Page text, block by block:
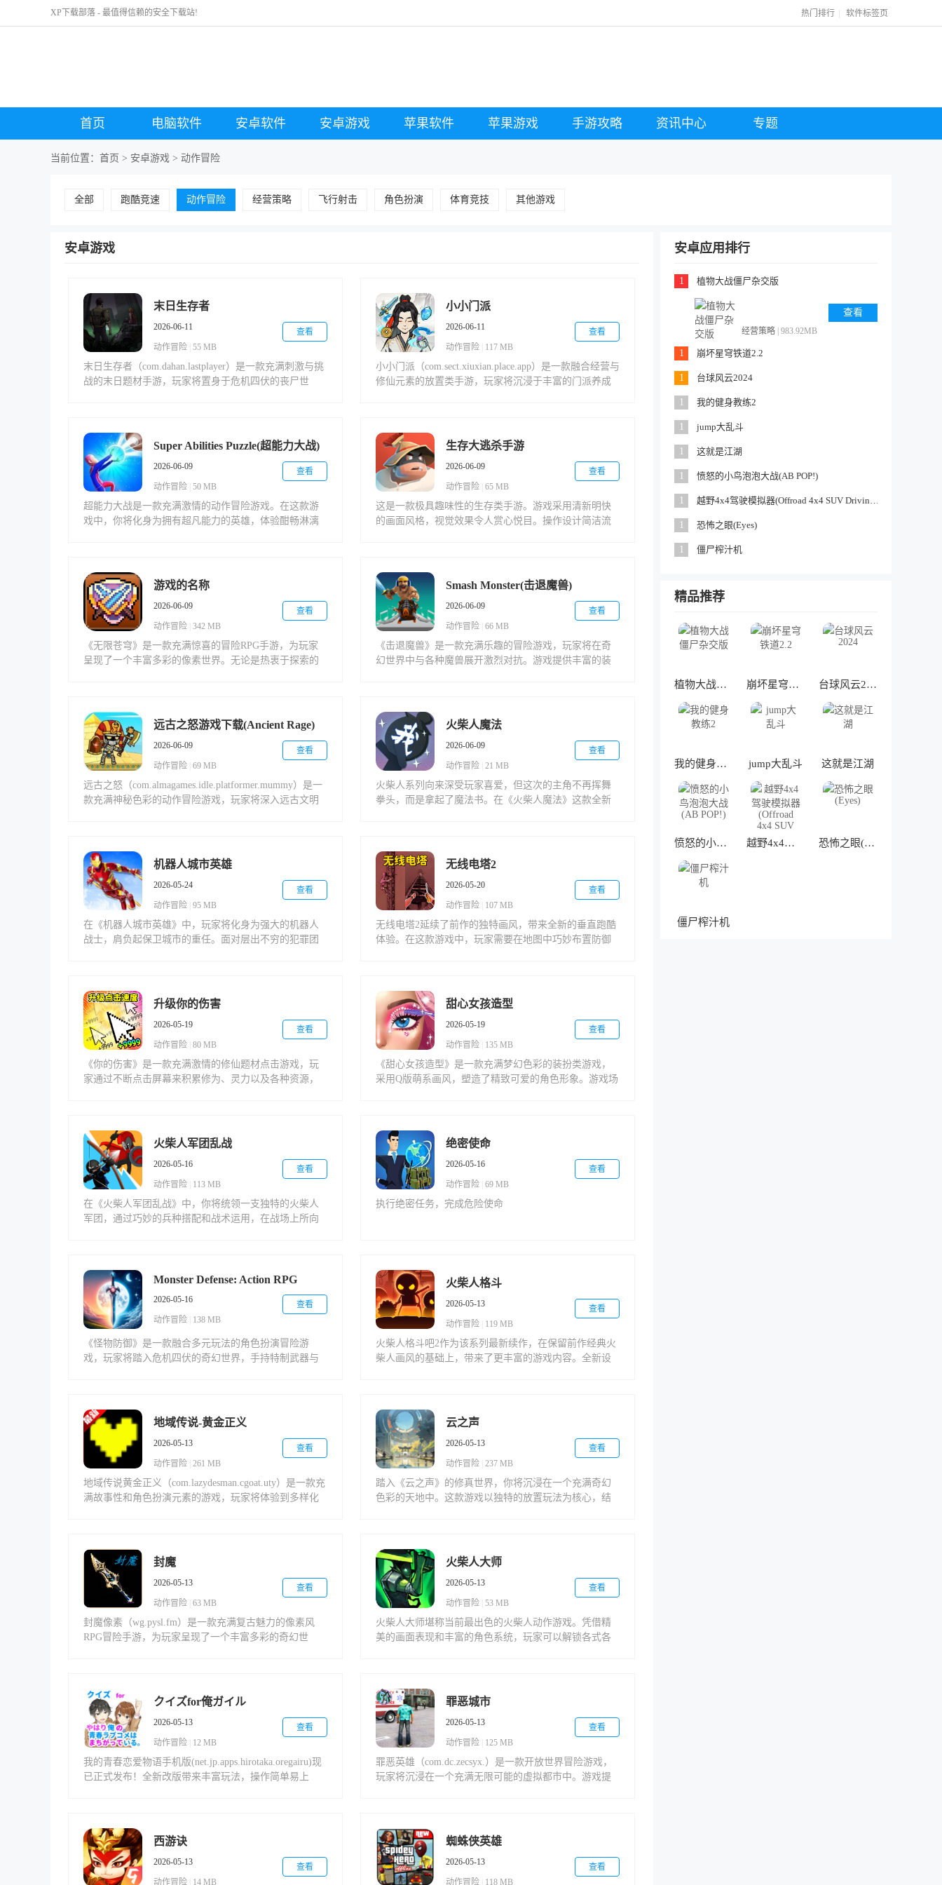
XP下载部落 - 最值得信赖的安全下载站! 热门排行 | 软件标签页
首页 电脑软件 安卓软件 安卓游戏 苹果软件 苹果游戏 手游攻略 资讯中心 专题
当前位置： 首页 > 安卓游戏 > 动作冒险
全部 跑酷竞速 动作冒险 经营策略 飞行射击 角色扮演 体育竞技 其他游戏
安卓游戏
末日生存者
2026-06-11
动作冒险 55 MB
查看
末日生存者（com.dahan.lastplayer）是一款充满刺激与挑
战的末日题材手游，玩家将置身于危机四伏的丧尸世
实。独特的场景设计和物资系统，将为你带来沉浸式的
生存体验！
小小门派
2026-06-11
动作冒险 117 MB
查看
小小门派（com.sect.xiuxian.place.app）是一款融合经营与
修仙元素的放置类手游，玩家将沉浸于丰富的门派养成
Super Abilities Puzzle(超能力大战)
2026-06-09
动作冒险 50 MB
查看
超能力大战是一款充满激情的动作冒险游戏。在这款游
戏中，你将化身为拥有超凡能力的英雄，体验酣畅淋漓
生存大逃杀手游
2026-06-09
动作冒险 65 MB
查看
这是一款极具趣味性的生存类手游。游戏采用清新明快
的画面风格，视觉效果令人赏心悦目。操作设计简洁流
存储空间，让玩家无需担心内存不足的问题。
游戏的名称
2026-06-09
动作冒险 342 MB
查看
《无限苍穹》是一款充满惊喜的冒险RPG手游，为玩家
呈现了一个丰富多彩的像素世界。无论是热衷于探索的
Smash Monster(击退魔兽)
2026-06-09
动作冒险 66 MB
查看
《击退魔兽》是一款充满乐趣的冒险游戏，玩家将在奇
幻世界中与各种魔兽展开激烈对抗。游戏提供丰富的装
远古之怒游戏下载(Ancient Rage)
2026-06-09
动作冒险 69 MB
查看
远古之怒（com.almagames.idle.platformer.mummy）是一
款充满神秘色彩的动作冒险游戏，玩家将深入远古文明
火柴人魔法
2026-06-09
动作冒险 21 MB
查看
火柴人系列向来深受玩家喜爱，但这次的主角不再挥舞
拳头，而是拿起了魔法书。在《火柴人魔法》这款全新
机器人城市英雄
2026-05-24
动作冒险 95 MB
查看
在《机器人城市英雄》中，玩家将化身为强大的机器人
战士，肩负起保卫城市的重任。面对层出不穷的犯罪团
验作为英雄的使命感。
无线电塔2
2026-05-20
动作冒险 107 MB
查看
无线电塔2延续了前作的独特画风，带来全新的垂直跑酷
体验。在这款游戏中，玩家需要在地图中巧妙布置防御
敌人、范围伤害或削弱护甲。玩家必须一边向上攀爬维
修电塔，一边躲避怪物的追击，体验紧张刺激的塔防乐
趣。
升级你的伤害
2026-05-19
动作冒险 80 MB
查看
《你的伤害》是一款充满激情的修仙题材点击游戏，玩
家通过不断点击屏幕来积累修为、灵力以及各种资源，
还需面对雷劫的严峻考验，成功则实力大幅提升，失败
则可能损失部分修为。游戏提供多样化的玩法模式，带
来全新的修仙体验，让玩家在疯狂点击中享受不断升级
的惊喜。
甜心女孩造型
2026-05-19
动作冒险 135 MB
查看
《甜心女孩造型》是一款充满梦幻色彩的装扮类游戏，
采用Q版萌系画风，塑造了精致可爱的角色形象。游戏场
搭配发饰、耳环、包包等精美配件，都能实现每个女孩
心中的公主梦想。
火柴人军团乱战
2026-05-16
动作冒险 113 MB
查看
在《火柴人军团乱战》中，你将统领一支独特的火柴人
军团，通过巧妙的兵种搭配和战术运用，在战场上所向
与特殊兵种相互克制，配合快节奏的单局体验，带来令
人欲罢不能的策略乐趣。
绝密使命
2026-05-16
动作冒险 69 MB
查看
执行绝密任务，完成危险使命
Monster Defense: Action RPG
2026-05-16
动作冒险 138 MB
查看
《怪物防御》是一款融合多元玩法的角色扮演冒险游
戏，玩家将踏入危机四伏的奇幻世界，手持特制武器与
火柴人格斗
2026-05-13
动作冒险 119 MB
查看
火柴人格斗吧2作为该系列最新续作，在保留前作经典火
柴人画风的基础上，带来了更丰富的游戏内容。全新设
吧！
地域传说-黄金正义
2026-05-13
动作冒险 261 MB
查看
地域传说黄金正义（com.lazydesman.cgoat.uty）是一款充
满故事性和角色扮演元素的游戏，玩家将体验到多样化
云之声
2026-05-13
动作冒险 237 MB
查看
踏入《云之声》的修真世界，你将沉浸在一个充满奇幻
色彩的天地中。这款游戏以独特的放置玩法为核心，结
趣。
封魔
2026-05-13
动作冒险 63 MB
查看
封魔像素（wg.pysl.fm）是一款充满复古魅力的像素风
RPG冒险手游，为玩家呈现了一个丰富多彩的奇幻世
合钟爱像素风格和冒险玩法的玩家。
火柴人大师
2026-05-13
动作冒险 53 MB
查看
火柴人大师堪称当前最出色的火柴人动作游戏。凭借精
美的画面表现和丰富的角色系统，玩家可以解锁各式各
クイズfor俺ガイル
2026-05-13
动作冒险 12 MB
查看
我的青春恋爱物语手机版(net.jp.apps.hirotaka.oregairu)现
已正式发布！全新改版带来丰富玩法，操作简单易上
罪恶城市
2026-05-13
动作冒险 125 MB
查看
罪恶英雄（com.dc.zecsyx.）是一款开放世界冒险游戏，
玩家将沉浸在一个充满无限可能的虚拟都市中。游戏提
喜。
西游诀
2026-05-13
动作冒险 14 MB
查看
蜘蛛侠英雄
2026-05-13
动作冒险 118 MB
查看
安卓应用排行
1 植物大战僵尸杂交版
经营策略 | 983.92MB
查看
1 崩坏星穹铁道2.2
1 台球风云2024
1 我的健身教练2
1 jump大乱斗
1 这就是江湖
1 愤怒的小鸟泡泡大战(AB POP!)
1 越野4x4驾驶模拟器(Offroad 4x4 SUV Driving Simulator)
1 恐怖之眼(Eyes)
1 僵尸榨汁机
精品推荐
植物大战僵尸杂交版 崩坏星穹铁道2.2 台球风云2024
我的健身教练2 jump大乱斗 这就是江湖
愤怒的小鸟泡泡大战(AB POP!) 越野4x4驾驶模拟器(Offroad 4x4 SUV Driving Simulator) 恐怖之眼(Eyes)
僵尸榨汁机